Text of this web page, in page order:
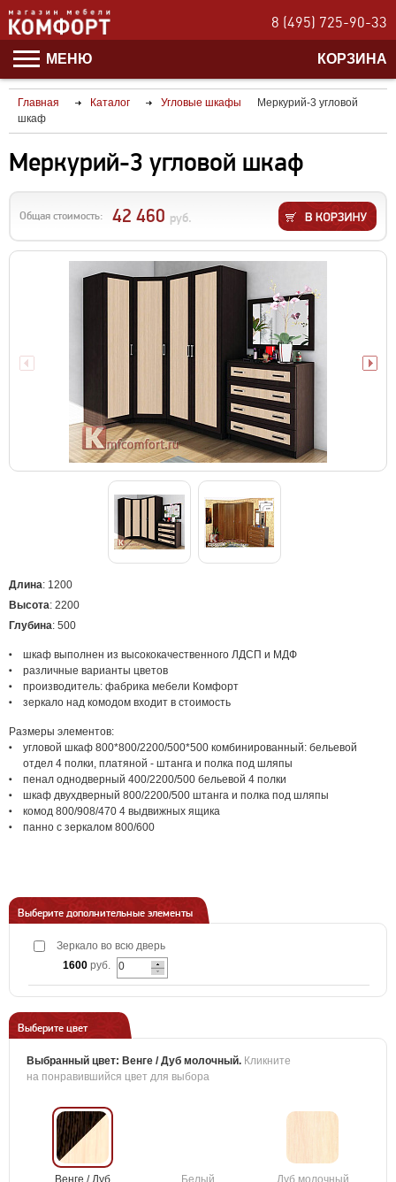
8 (495) 725-90-33
МЕНЮ КОРЗИНА
Главная Каталог Угловые шкафы
Меркурий-3 угловой
шкаф
Меркурий-3 угловой шкаф
Общая стоимость: 42 460 руб.
Длина: 1200
Высота: 2200
Глубина: 500
шкаф выполнен из высококачественного ЛДСП и МДФ
различные варианты цветов
производитель: фабрика мебели Комфорт
зеркало над комодом входит в стоимость
Размеры элементов:
угловой шкаф 800*800/2200/500*500 комбинированный: бельевой
отдел 4 полки, платяной - штанга и полка под шляпы
пенал однодверный 400/2200/500 бельевой 4 полки
шкаф двухдверный 800/2200/500 штанга и полка под шляпы
комод 800/908/470 4 выдвижных ящика
панно с зеркалом 800/600
Выберите дополнительные элементы
Зеркало во всю дверь
1600 руб.
Выберите цвет
Выбранный цвет: Венге / Дуб молочный. Кликните
на понравившийся цвет для выбора
Венге / Дуб
Белый
Дуб молочный